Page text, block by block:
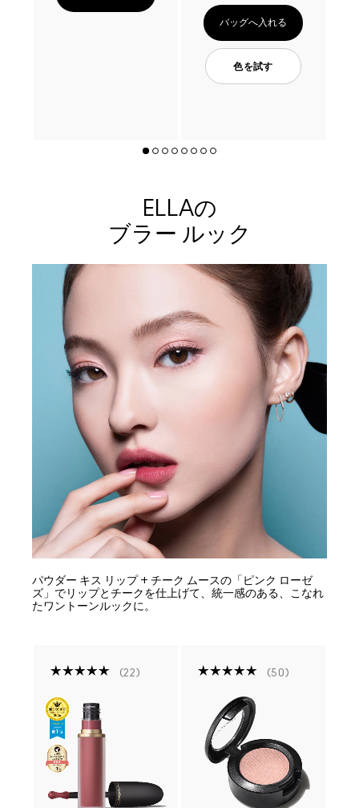
バッグへ入れる
色を試す
ELLAの
ブラー ルック
パウダー キス リップ + チーク ムースの「ピンク ローゼ
ズ」でリップとチークを仕上げて、統一感のある、こなれ
たワントーンルックに。
22 50